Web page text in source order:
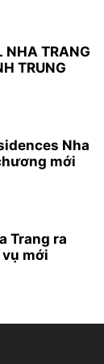
NHA TRANG
TRUNG
Nha
mới
Trang ra
mới